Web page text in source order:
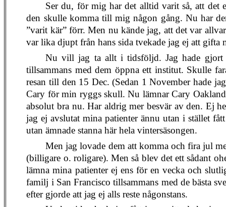
Ser du, för mig har det alltid varit så, att det
den skulle komma till mig någon gång. Nu har
”varit kär” förr. Men nu kände jag, att det var
var lika djupt från hans sida tvekade jag ej att
Nu vill jag ta allt i tidsföljd. Jag hade gjort
tillsammans med dem öppna ett institut. Skulle
resan till den 15 Dec. (Sedan 1 November hade
Cary för min ryggs skull. Nu lämnar Cary
absolut bra nu. Har aldrig mer besvär av den. Ej
jag ej avslutat mina patienter ännu utan i stället
utan ämnade stanna här hela vintersäsongen.
Men jag lovade dem att komma och fira jul
(billigare o. roligare). Men så blev det ett sådant
lämna mina patienter ej ens för en vecka och
familj i San Francisco tillsammans med de bästa
efter gjorde att jag ej alls reste någonstans.